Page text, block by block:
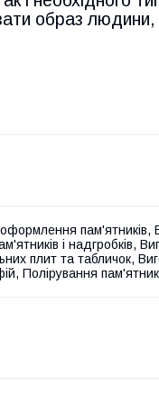
образ
пам'ятників,
і надгробків,
плит та табличок,
Полірування